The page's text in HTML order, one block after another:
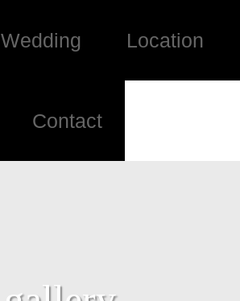
Wedding Location
Contact